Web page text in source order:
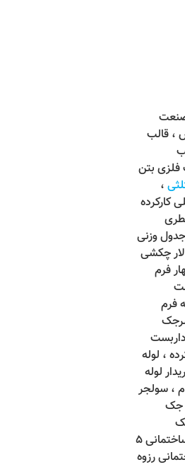
صنعت
، قالب
فلزی بتن
،
کارکرده
وزنی
چکشی
فرم
فرم
، لوله
لوله
، سولجر
جک
ساختمانی صلیب دار ، جک سقفی صلیبدار ، صلیب جک ساختمانی ، کفی جک ساختمانی ، جک ساختمانی بلند ، جک ساختمانی ۴ متری ، جک ساختمانی ۵
رزوه